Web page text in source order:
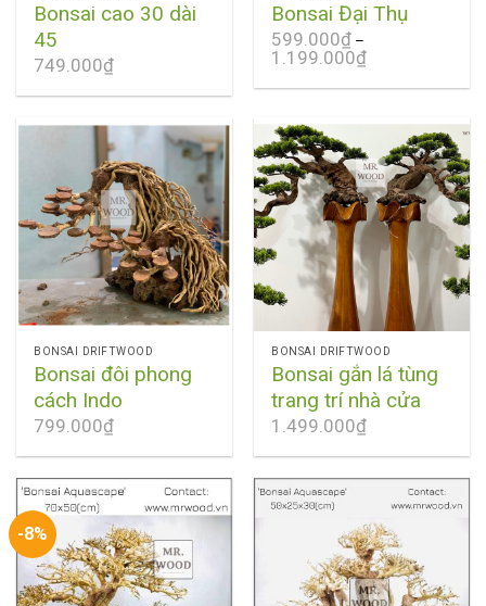
Bonsai cao 30 dài
45
749.000₫
Bonsai Đại Thụ
599.000₫ –
1.199.000₫
BONSAI DRIFTWOOD
Bonsai đôi phong
cách Indo
799.000₫
BONSAI DRIFTWOOD
Bonsai gắn lá tùng
trang trí nhà cửa
1.499.000₫
-8%